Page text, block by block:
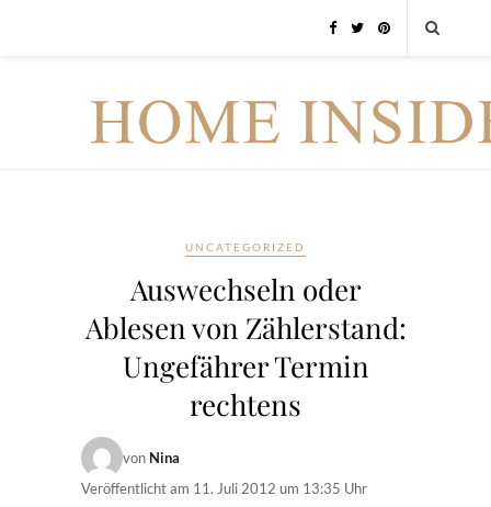
UNCATEGORIZED
Auswechseln oder
Ablesen von Zählerstand:
Ungefährer Termin
rechtens
von Nina
Veröffentlicht am 11. Juli 2012 um 13:35 Uhr